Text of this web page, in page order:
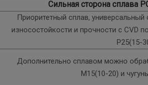
Сильная сторона сплава
Приоритетный сплав,
износостойкости и прочности с CVD
P25(15-
Дополнительно сплавом можно
M15(10-20) и